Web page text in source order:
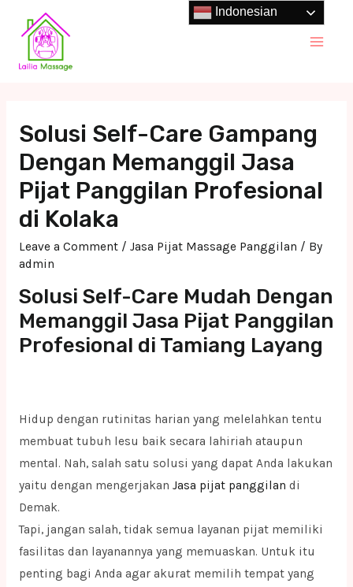
content
Solusi Self-Care Gampang
Dengan Memanggil Jasa
Pijat Panggilan Profesional
di Kolaka
Leave a Comment / Jasa Pijat Massage Panggilan / By
admin
Solusi Self-Care Mudah Dengan
Memanggil Jasa Pijat Panggilan
Profesional di Tamiang Layang
Hidup dengan rutinitas harian yang melelahkan tentu
membuat tubuh lesu baik secara lahiriah ataupun
mental. Nah, salah satu solusi yang dapat Anda lakukan
yaitu dengan mengerjakan Jasa pijat panggilan di
Demak.
Tapi, jangan salah, tidak semua layanan pijat memiliki
fasilitas dan layanannya yang memuaskan. Untuk itu
penting bagi Anda agar akurat memilih tempat yang
Indonesian